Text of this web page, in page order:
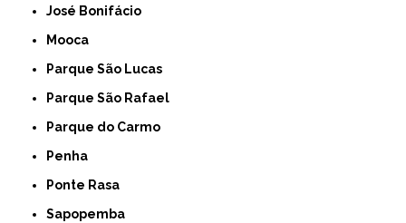
José Bonifácio
Mooca
Parque São Lucas
Parque São Rafael
Parque do Carmo
Penha
Ponte Rasa
Sapopemba